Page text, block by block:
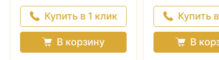
Купить в 1 клик
В корзину
Купить
В